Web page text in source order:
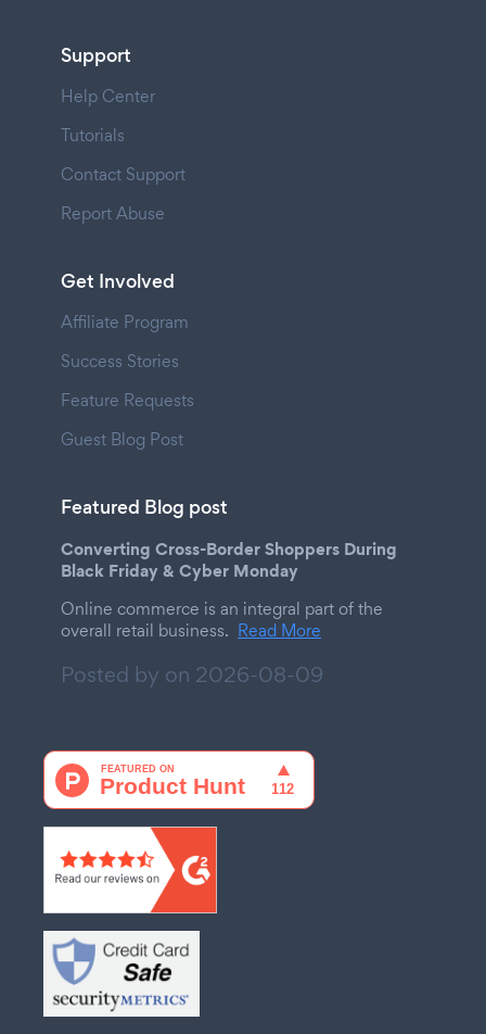
Support
Help Center
Tutorials
Contact Support
Report Abuse
Get Involved
Affiliate Program
Success Stories
Feature Requests
Guest Blog Post
Featured Blog post
Converting Cross-Border Shoppers During
Black Friday & Cyber Monday
Online commerce is an integral part of the
overall retail business. Read More
Posted by on 2026-08-09